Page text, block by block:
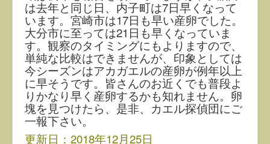
は去年と同じ日、内子町は7日早くなって
います。 宮崎市は17日も早い産卵でした。
大分市に至っては21日も早くなっていま
す。観察のタイミングにもよりますので、
単純な比較はできませんが、印象としては
今シーズンはアカガエルの産卵が例年以上
に早そうです。皆さんのお近くでも普段よ
りかなり早く産卵するかも知れません。卵
塊を見つけたら、是非、カエル探偵団にご
一報下さい。
更新日：2018年12月25日